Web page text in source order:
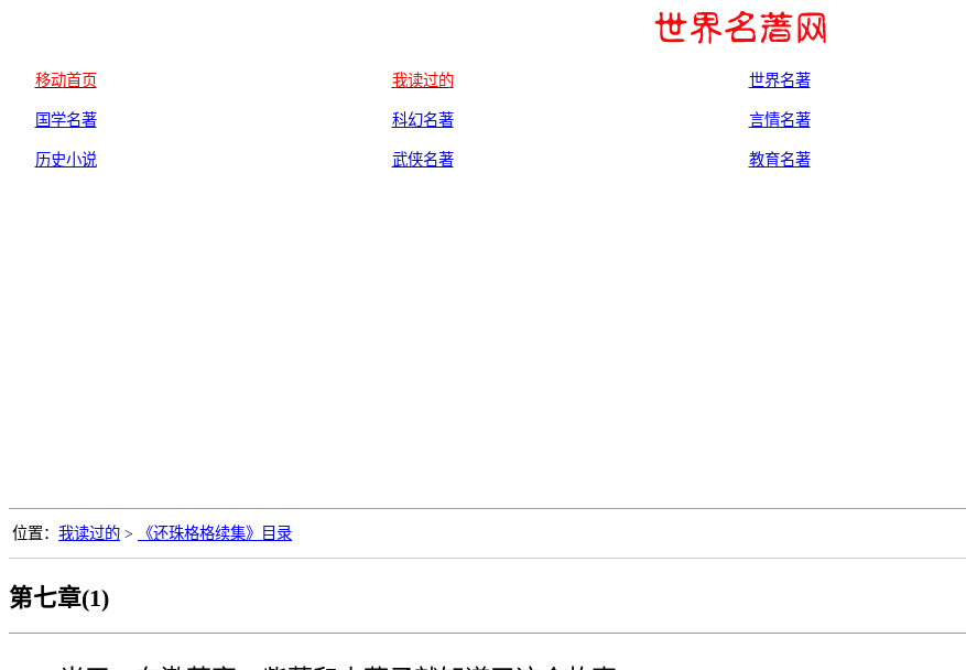
移动首页 我读过的 世界名著
国学名著 科幻名著 言情名著
历史小说 武侠名著 教育名著
位置： 我读过的 > 《还珠格格续集》目录
第七章(1)